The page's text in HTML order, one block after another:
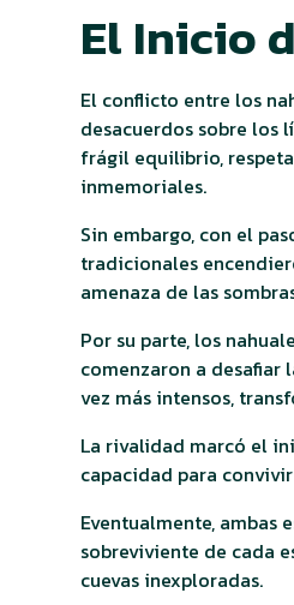
El Inicio
El conflicto entre los
desacuerdos sobre los
frágil equilibrio,
inmemoriales.
Sin embargo, con el
tradicionales
amenaza de las
Por su parte, los
comenzaron a desafiar
vez más intensos,
La rivalidad marcó el
capacidad para
Eventualmente, ambas
sobreviviente de cada
cuevas inexploradas.